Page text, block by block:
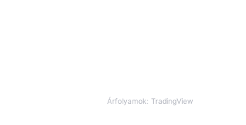
Árfolyamok: TradingView